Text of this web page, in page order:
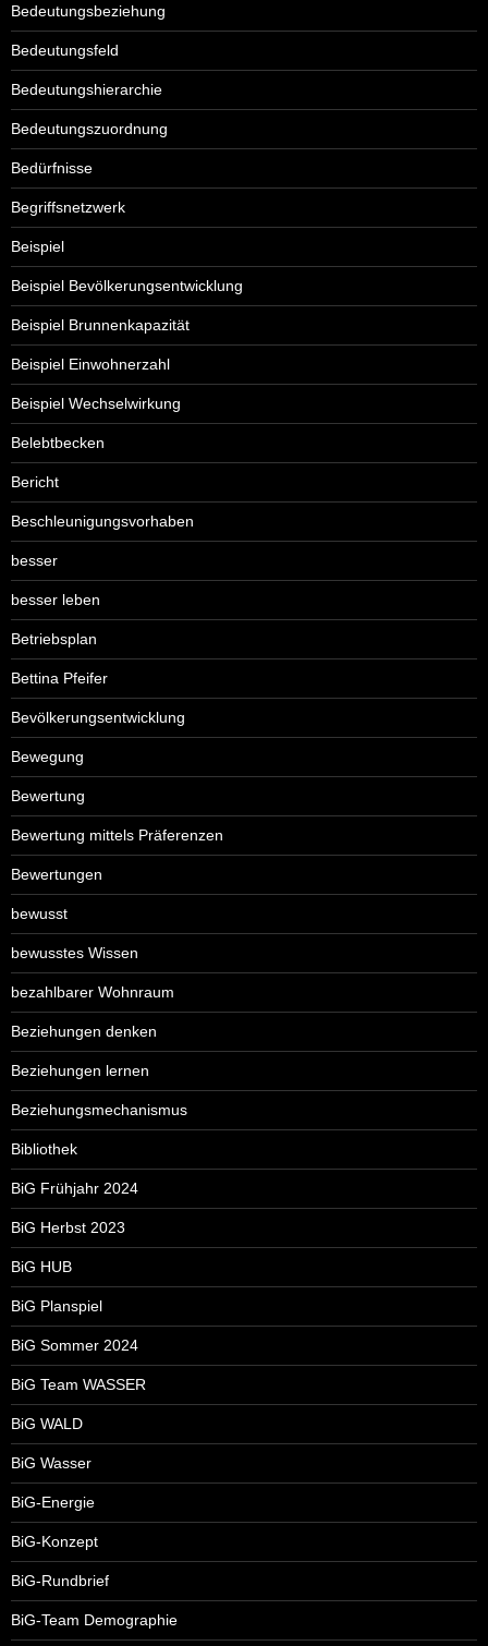
Bedeutungsbeziehung
Bedeutungsfeld
Bedeutungshierarchie
Bedeutungszuordnung
Bedürfnisse
Begriffsnetzwerk
Beispiel
Beispiel Bevölkerungsentwicklung
Beispiel Brunnenkapazität
Beispiel Einwohnerzahl
Beispiel Wechselwirkung
Belebtbecken
Bericht
Beschleunigungsvorhaben
besser
besser leben
Betriebsplan
Bettina Pfeifer
Bevölkerungsentwicklung
Bewegung
Bewertung
Bewertung mittels Präferenzen
Bewertungen
bewusst
bewusstes Wissen
bezahlbarer Wohnraum
Beziehungen denken
Beziehungen lernen
Beziehungsmechanismus
Bibliothek
BiG Frühjahr 2024
BiG Herbst 2023
BiG HUB
BiG Planspiel
BiG Sommer 2024
BiG Team WASSER
BiG WALD
BiG Wasser
BiG-Energie
BiG-Konzept
BiG-Rundbrief
BiG-Team Demographie